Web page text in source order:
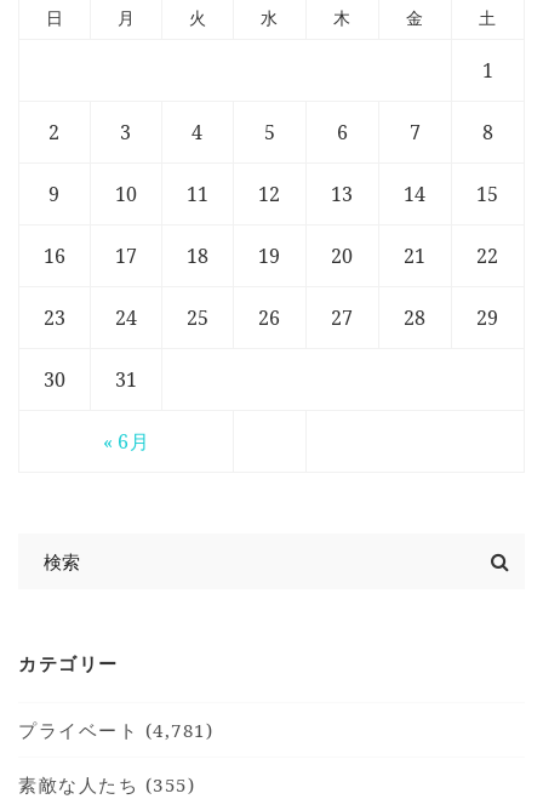
日 月 火 水 木 金 土
« 6月
1
2 3 4 5 6 7 8
9 10 11 12 13 14 15
16 17 18 19 20 21 22
23 24 25 26 27 28 29
30 31
カテゴリー
プライベート (4,781)
素敵な人たち (355)